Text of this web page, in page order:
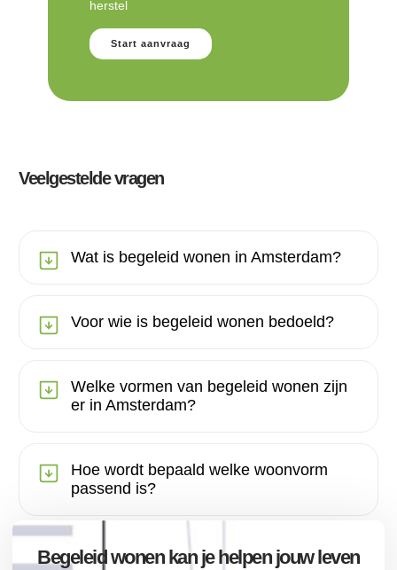
herstel
Start aanvraag
Veelgestelde vragen
Wat is begeleid wonen in Amsterdam?
Voor wie is begeleid wonen bedoeld?
Welke vormen van begeleid wonen zijn
er in Amsterdam?
Hoe wordt bepaald welke woonvorm
passend is?
Begeleid wonen kan je helpen jouw leven